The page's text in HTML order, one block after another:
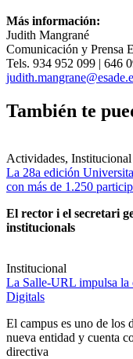
Más información:
Judith Mangrané
Comunicación y Prensa
Tels. 934 952 099 | 646
También te
Actividades, Institucional
La 28a edición
con más de 1.250
El rector i el secretari
institucionals
Institucional
La Salle-URL impulsa la
Digitals
El campus es uno de los
nueva entidad y cuenta
directiva